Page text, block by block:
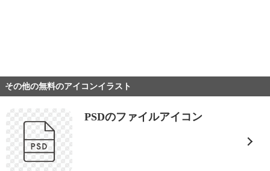
その他の無料のアイコンイラスト
PSDのファイルアイコン